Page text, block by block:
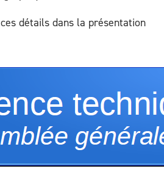
détails dans la présentation